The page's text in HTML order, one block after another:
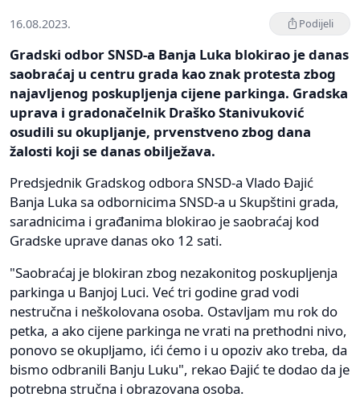
16.08.2023. Podijeli
Gradski odbor SNSD-a Banja Luka blokirao je danas
saobraćaj u centru grada kao znak protesta zbog
najavljenog poskupljenja cijene parkinga. Gradska
uprava i gradonačelnik Draško Stanivuković
osudili su okupljanje, prvenstveno zbog dana
žalosti koji se danas obilježava.
Predsjednik Gradskog odbora SNSD-a Vlado Đajić
Banja Luka sa odbornicima SNSD-a u Skupštini grada,
saradnicima i građanima blokirao je saobraćaj kod
Gradske uprave danas oko 12 sati.
"Saobraćaj je blokiran zbog nezakonitog poskupljenja
parkinga u Banjoj Luci. Već tri godine grad vodi
nestručna i neškolovana osoba. Ostavljam mu rok do
petka, a ako cijene parkinga ne vrati na prethodni nivo,
ponovo se okupljamo, ići ćemo i u opoziv ako treba, da
bismo odbranili Banju Luku", rekao Đajić te dodao da je
potrebna stručna i obrazovana osoba.